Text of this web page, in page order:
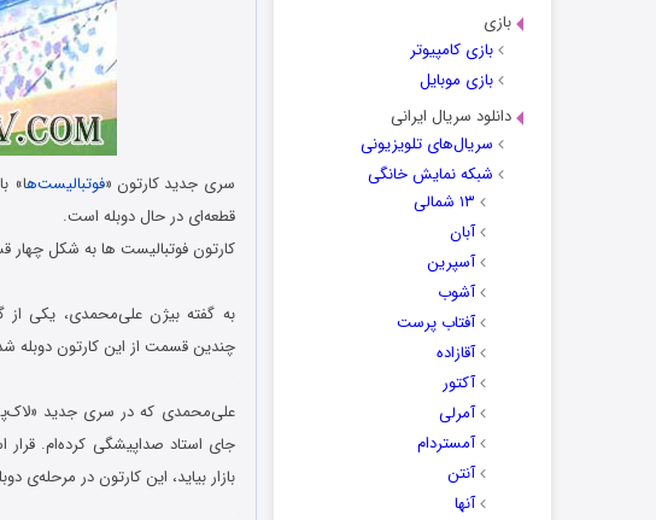
بازی
بازی کامپیوتر
بازی موبایل
دانلود سریال ایرانی
سریال‌های تلویزیونی
شبکه نمایش خانگی
۱۳ شمالی
آبان
آسپرین
آشوب
آفتاب پرست
آقازاده
آکتور
آمرلی
آمستردام
آنتن
آنها
سری جدید کارتون «فوتبالیست‌ها»
قطعه‌ای در حال دوبله است.
کارتون فوتبالیست ها به شکل
به گفته‌ بیژن علی‌محمدی، یکی از
چندین قسمت از این کارتون دوبله
علی‌محمدی که در سری جدید
جای استاد صداپیشگی کرده‌ام.
بازار بیاید، این کارتون در مرحله‌ی